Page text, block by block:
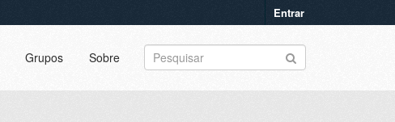
Entrar
Grupos Sobre